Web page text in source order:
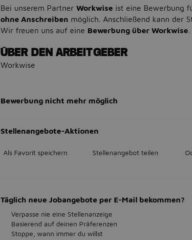
Bei unserem Partner Workwise ist eine Bewerbung
ohne Anschreiben möglich. Anschließend kann der
Wir freuen uns auf eine Bewerbung über Workwise
ÜBER DEN ARBEITGEBER
Workwise
Bewerbung nicht mehr möglich
Stellenangebote-Aktionen
Als Favorit speichern Stellenangebot teilen
Täglich neue Jobangebote per E-Mail bekommen?
Verpasse nie eine Stellenanzeige
Basierend auf deinen Präferenzen
Stoppe, wann immer du willst